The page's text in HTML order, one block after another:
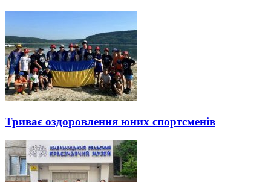
Триває оздоровлення юних спортсменів